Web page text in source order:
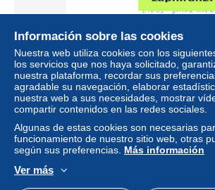
CACHET MANUEL PONT
#6330#
± 0,92 US$
Estatus
Información sobre las cookies
Nuestra web utiliza cookies con los
los servicios que nos haya solicitado,
nuestra plataforma, recordar sus
agradable su navegación, elaborar
nuestra web a sus necesidades, mostrar
compartir contenidos en las redes sociales.
Algunas de estas cookies son necesarias
funcionamiento de nuestro sitio web, otras
según sus preferencias. Más información
Ver más